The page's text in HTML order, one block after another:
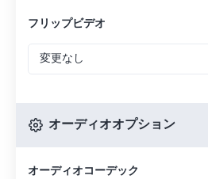
フリップビデオ
変更なし
オーディオオプション
オーディオコーデック